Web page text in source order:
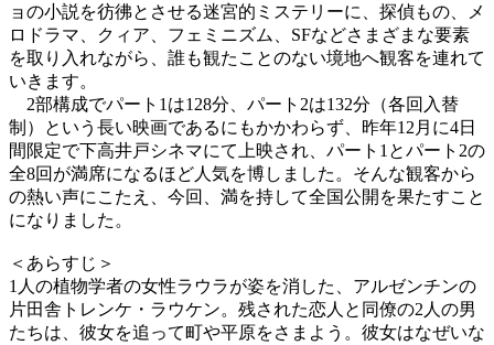
ョの小説を彷彿とさせる迷宮的ミステリーに、探偵もの、メ
ロドラマ、クィア、フェミニズム、SFなどさまざまな要素
を取り入れながら、誰も観たことのない境地へ観客を連れて
いきます。
2部構成でパート1は128分、パート2は132分（各回入替
制）という長い映画であるにもかかわらず、昨年12月に4日
間限定で下高井戸シネマにて上映され、パート1とパート2の
全8回が満席になるほど人気を博しました。そんな観客から
の熱い声にこたえ、今回、満を持して全国公開を果たすこと
になりました。
＜あらすじ＞
1人の植物学者の女性ラウラが姿を消した、アルゼンチンの
片田舎トレンケ・ラウケン。残された恋人と同僚の2人の男
たちは、彼女を追って町や平原をさまよう。彼女はなぜいな